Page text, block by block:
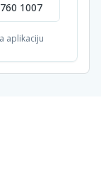
1007
aplikaciju